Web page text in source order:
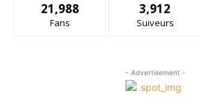
21,988
Fans
3,912
Suiveurs
- Advertisement -